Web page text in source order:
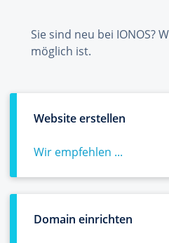
Sie sind neu bei IONOS?
möglich ist.
Website erstellen
Wir empfehlen ...
Domain einrichten